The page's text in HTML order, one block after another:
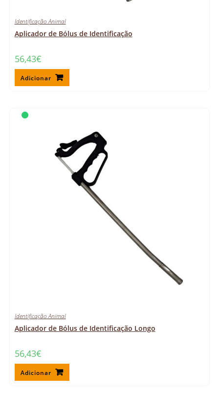
Identificação Animal
Aplicador de Bólus de Identificação
56,43€
Adicionar
Identificação Animal
Aplicador de Bólus de Identificação Longo
56,43€
Adicionar